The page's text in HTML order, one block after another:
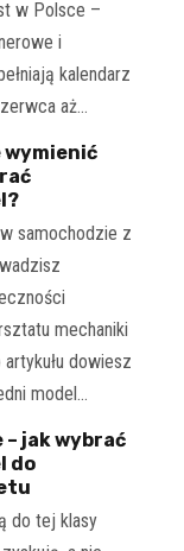
w Polsce –
i
kalendarz
aż…
samochodzie z
mechaniki
dowiesz
model…
jak wybrać
do
do tej klasy